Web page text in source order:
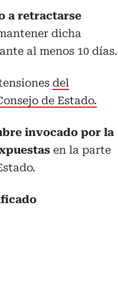
a retractarse
dicha
al menos 10 días.
del
de Estado.
invocado por la
en la parte